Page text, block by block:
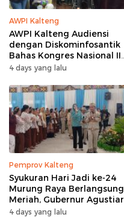
AWPI Kalteng
AWPI Kalteng Audiensi
dengan Diskominfosantik
Bahas Kongres Nasional II
AWPI
4 days yang lalu
Pemprov Kalteng
Syukuran Hari Jadi ke-24
Murung Raya Berlangsung
Meriah, Gubernur Agustiar
Sabran Hibur Masyarakat
4 days yang lalu